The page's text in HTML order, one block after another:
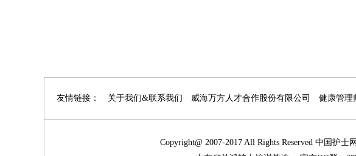
友情链接： 关于我们&联系我们 威海万方人才合作股份有限公司 健康管理
Copyright@ 2007-2017 All Rights Reserved 中国护